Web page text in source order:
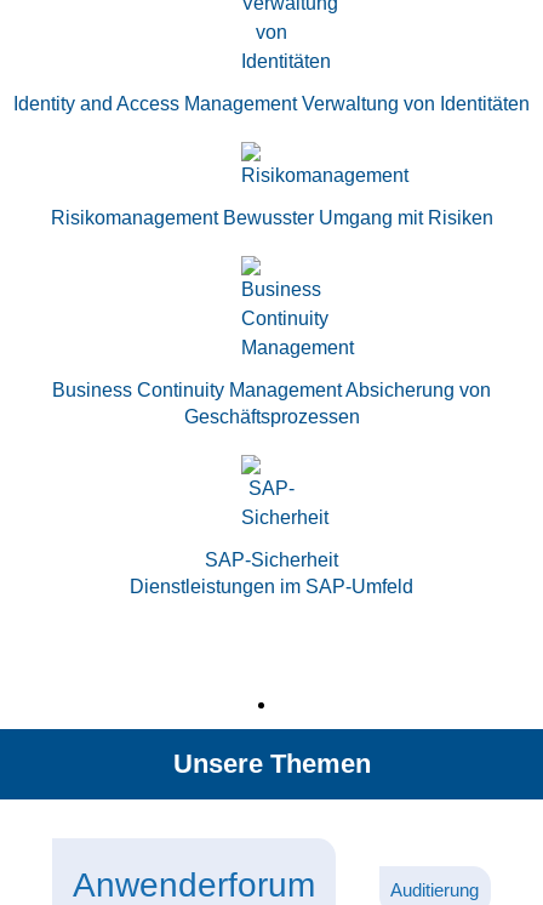
Identity and Access Management Verwaltung von Identitäten
Risikomanagement Bewusster Umgang mit Risiken
Business Continuity Management Absicherung von
Geschäftsprozessen
SAP-Sicherheit
Dienstleistungen im SAP-Umfeld
Unsere Themen
Anwenderforum Auditierung